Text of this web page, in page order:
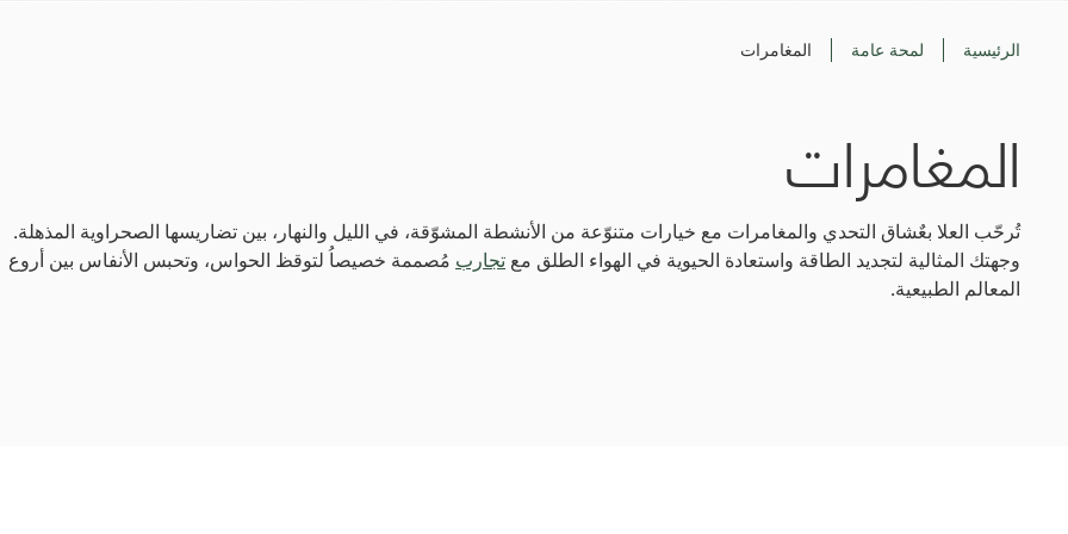
الرئيسية لمحة عامة المغامرات
المغامرات
تُرحّب العلا بعٌشاق التحدي والمغامرات مع خيارات متنوّعة من الأنشطة المشوّقة، في الليل والنهار، بين تضاريسها الصحراوية المذهلة.
وجهتك المثالية لتجديد الطاقة واستعادة الحيوية في الهواء الطلق معتجارب مُصممة خصيصاُ لتوقظ الحواس، وتحبس الأنفاس بين أروع
المعالم الطبيعية.